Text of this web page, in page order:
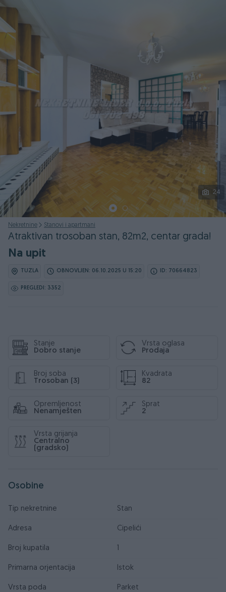
24
Nekretnine Stanovi i apartmani
Atraktivan trosoban stan, 82m2, centar grada!
Na upit
TUZLA OBNOVLJEN: 06.10.2025 U 15:20 ID: 70664823
PREGLEDI: 3352
Stanje
Dobro stanje
Vrsta oglasa
Prodaja
Broj soba
Trosoban (3)
Kvadrata
82
Opremljenost
Nenamješten
Sprat
2
Vrsta grijanja
Centralno
(gradsko)
Osobine
Tip nekretnine Stan
Adresa Cipelići
Broj kupatila 1
Primarna orjentacija Istok
Vrsta poda Parket